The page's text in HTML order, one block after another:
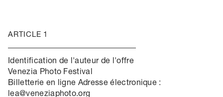
ARTICLE 1
Identification de l'auteur de l'offre
Venezia Photo Festival
Billetterie en ligne Adresse électronique :
lea@veneziaphoto.org